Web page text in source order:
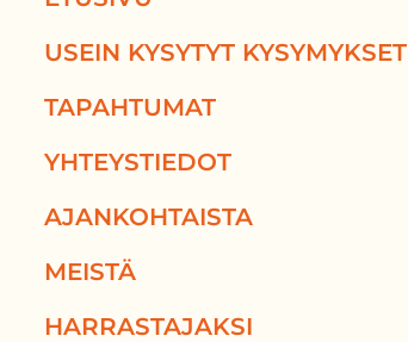
USEIN KYSYTYT KYSYMYKSET
TAPAHTUMAT
YHTEYSTIEDOT
AJANKOHTAISTA
MEISTÄ
HARRASTAJAKSI